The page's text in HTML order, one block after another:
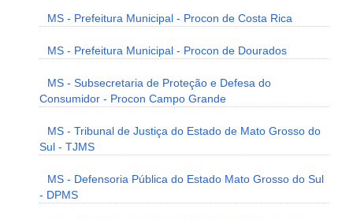
MS - Prefeitura Municipal - Procon de Costa Rica
MS - Prefeitura Municipal - Procon de Dourados
MS - Subsecretaria de Proteção e Defesa do
Consumidor - Procon Campo Grande
MS - Tribunal de Justiça do Estado de Mato Grosso do
Sul - TJMS
MS - Defensoria Pública do Estado Mato Grosso do Sul
- DPMS